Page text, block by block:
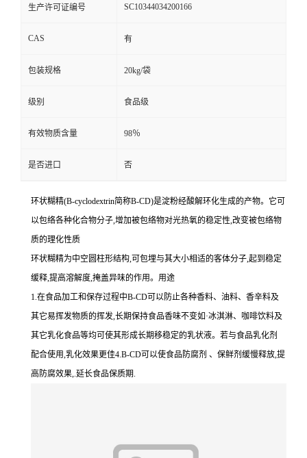
生产许可证编号 SC10344034200166
CAS 有
包装规格 20kg/袋
级别 食品级
有效物质含量 98％
是否进口 否
环状糊精(B-cyclodextrin简称B-CD)是淀粉经酸解环化生成的产物。它可
以包络各种化合物分子,增加被包络物对光热氧的稳定性,改变被包络物
质的理化性质
环状糊精为中空圆柱形结构,可包埋与其大小相适的客体分子,起到稳定
缓释,提高溶解度,掩盖异味的作用。用途
1.在食品加工和保存过程中B-CD可以防止各种香料、油料、香辛料及
其它易挥发物质的挥发,长期保持食品香味不变如·冰淇淋、咖啡饮料及
其它乳化食品等均可使其形成长期移稳定的乳状液。若与食品乳化剂
配合使用,乳化效果更佳4.B-CD可以使食品防腐剂 、保鲜剂缓慢释放,提
高防腐效果,.延长食品保质期.